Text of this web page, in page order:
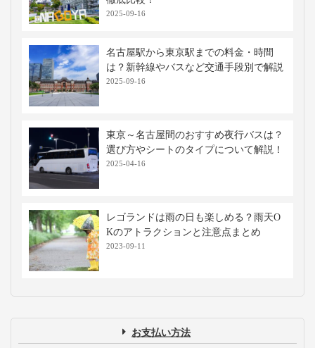
2025-09-16
名古屋駅から東京駅までの料金・時間
は？新幹線やバスなど交通手段別で解説
2025-09-16
東京～名古屋間のおすすめ夜行バスは？
選び方やシートのタイプについて解説！
2025-04-16
レゴランドは雨の日も楽しめる？雨天O
Kのアトラクションと注意点まとめ
2023-09-11
お支払い方法